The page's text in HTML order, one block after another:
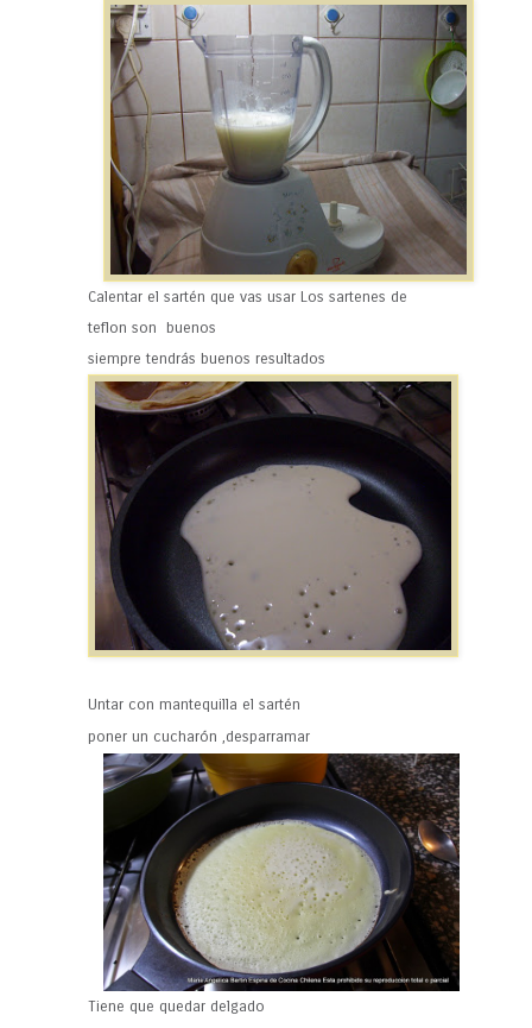
Calentar el sartén que vas usar Los sartenes de
teflon son buenos
siempre tendrás buenos resultados
Untar con mantequilla el sartén
poner un cucharón ,desparramar
Tiene que quedar delgado